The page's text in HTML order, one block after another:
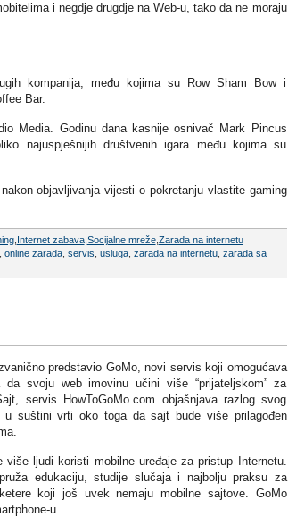
i negdje drugdje na Web-u, tako da ne moraju
kompanija, među kojima su Row Sham Bow i
Bar.
Media. Godinu dana kasnije osnivač Mark Pincus
najuspješnijih društvenih igara među kojima su
objavljivanja vijesti o pokretanju vlastite gaming
, Internet zabava, Socijalne mreže, Zarada na internetu
online zarada, servis usluga, zarada na internetu, zarada sa
predstavio GoMo, novi servis koji omogućava
da svoju web imovinu učini više “prijateljskom” za
servis HowToGoMo.com objašnjava razlog svog
u suštini vrti oko toga da sajt bude više prilagođen
više ljudi koristi mobilne uređaje za pristup Internetu.
pruža edukaciju, studije slučaja i najbolju praksu za
koji još uvek nemaju mobilne sajtove. GoMo
u.